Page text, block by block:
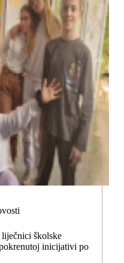
školske
inicijativi po